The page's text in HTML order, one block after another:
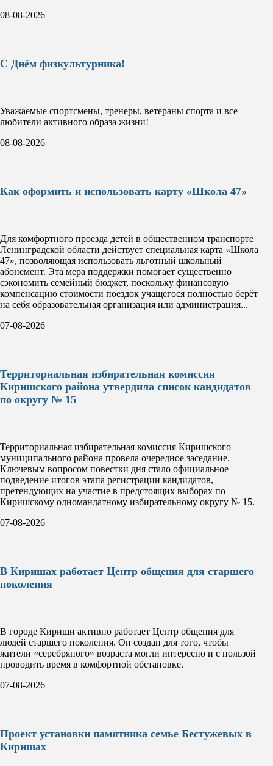
08-08-2026
С Днём физкультурника!
Уважаемые спортсмены, тренеры, ветераны спорта и все
любители активного образа жизни!
08-08-2026
Как оформить и использовать карту «Школа 47»
Для комфортного проезда детей в общественном транспорте
Ленинградской области действует специальная карта «Школа
47», позволяющая использовать льготный школьный
абонемент. Эта мера поддержки помогает существенно
сэкономить семейный бюджет, поскольку финансовую
компенсацию стоимости поездок учащегося полностью берёт
на себя образовательная организация или администрация...
07-08-2026
Территориальная избирательная комиссия
Киришского района утвердила список кандидатов
по округу № 15
Территориальная избирательная комиссия Киришского
муниципального района провела очередное заседание.
Ключевым вопросом повестки дня стало официальное
подведение итогов этапа регистрации кандидатов,
претендующих на участие в предстоящих выборах по
Киришскому одномандатному избирательному округу № 15.
07-08-2026
В Киришах работает Центр общения для старшего
поколения
В городе Кириши активно работает Центр общения для
людей старшего поколения. Он создан для того, чтобы
жители «серебряного» возраста могли интересно и с пользой
проводить время в комфортной обстановке.
07-08-2026
Проект установки памятника семье Бестужевых в
Киришах